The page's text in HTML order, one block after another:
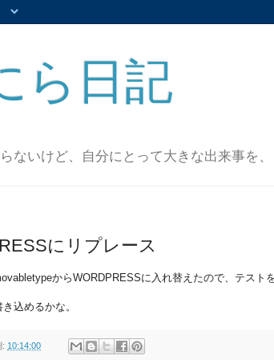
ら日記
ないけど、自分にとって大きな出来事を
にリプレース
からWORDPRESSに入れ替えたので、テスト
込めるかな。
: 10:14:00